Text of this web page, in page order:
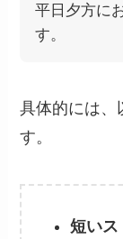
平日夕方に
す。
具体的には、
す。
短いス